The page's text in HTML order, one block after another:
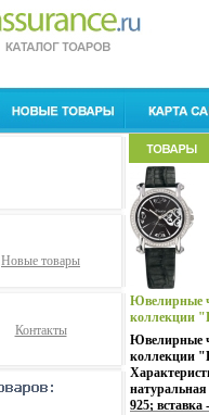
Новые товары
Контакты
Ювелирные
коллекции
Артикул:
Россия инфо
Ювелирные
коллекции
925;